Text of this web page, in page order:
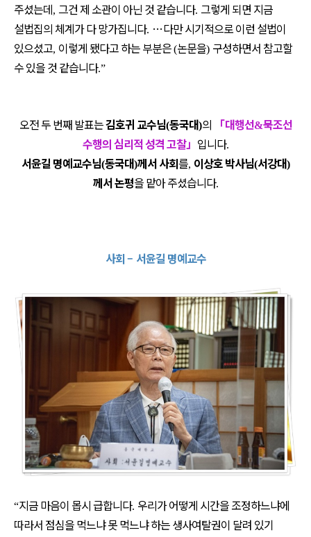
주셨는데, 그건 제 소관이 아닌 것 같습니다. 그렇게 되면 지금
설법집의 체계가 다 망가집니다. …다만 시기적으로 이런 설법이
있으셨고, 이렇게 됐다고 하는 부분은(논문을) 구성하면서 참고할
수 있을 것 같습니다.”
오전 두 번째 발표는김호귀 교수님(동국대)의 「대행선&묵조선
수행의 심리적 성격 고찰」 입니다.
서윤길 명예교수님(동국대)께서 사회를, 이상호 박사님(서강대)
께서 논평을 맡아 주셨습니다.
사회– 서윤길 명예교수
“지금 마음이 몹시 급합니다. 우리가 어떻게 시간을 조정하느냐에
따라서 점심을 먹느냐 못 먹느냐 하는 생사여탈권이 달려 있기